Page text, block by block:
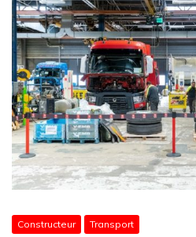
Constructeur Transport